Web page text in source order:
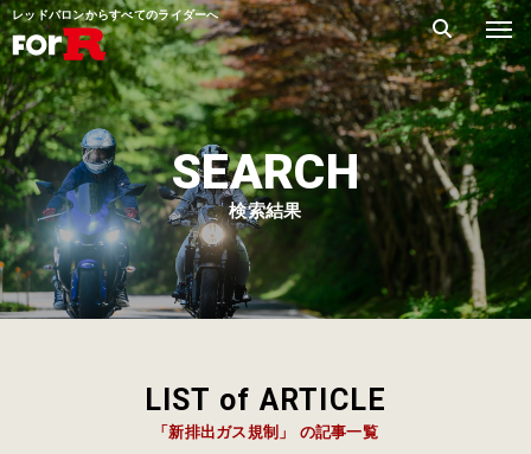
レッドバロンからすべてのライダーへ
SEARCH
検索結果
LIST of ARTICLE
「新排出ガス規制」 の記事一覧